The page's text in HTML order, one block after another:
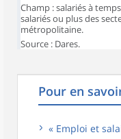
Champ : salariés à
salariés ou plus des
métropolitaine.
Source : Dares.
Pour en
« Emploi et